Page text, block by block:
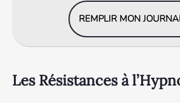
REMPLIR MON
Les Résistances à